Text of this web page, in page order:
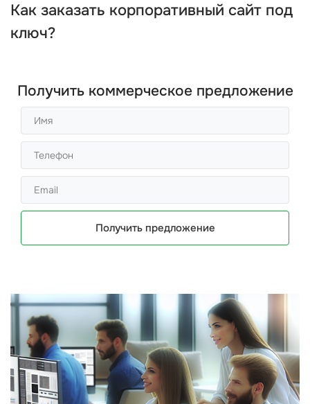
Как заказать корпоративный сайт под
ключ?
Получить коммерческое предложение
Получить предложение